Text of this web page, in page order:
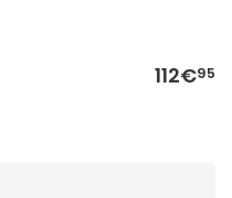
112€95